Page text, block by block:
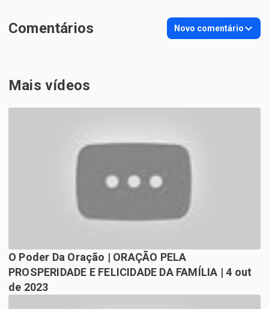
Mais vídeos
O Poder Da Oração | ORAÇÃO PELA
PROSPERIDADE E FELICIDADE DA FAMÍLIA | 4 out
de 2023
Comentários Novo comentário